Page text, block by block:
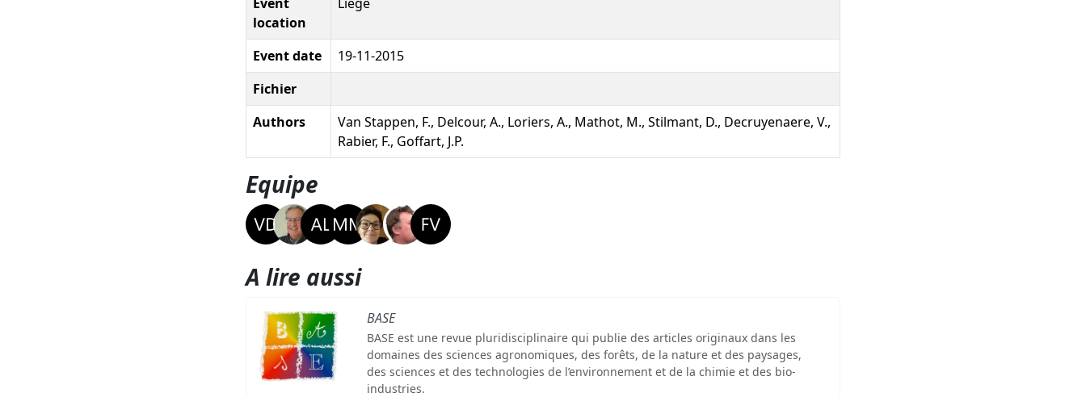
location
Event date
19-11-2015
Fichier
Authors
Van Stappen, F., Delcour, A., Loriers, A., Mathot, M., Stilmant, D., Decruyenaere, V.,
Rabier, F., Goffart, J.P.
Equipe
A lire aussi
BASE
BASE est une revue pluridisciplinaire qui publie des articles originaux dans les
domaines des sciences agronomiques, des forêts, de la nature et des paysages,
des sciences et des technologies de l’environnement et de la chimie et des bio-
industries.